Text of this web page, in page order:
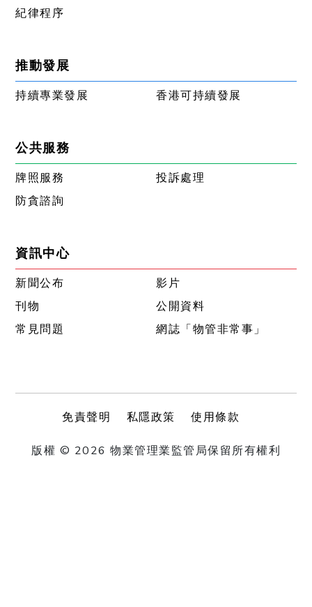
紀律程序
推動發展
持續專業發展 香港可持續發展
公共服務
牌照服務
投訴處理
防貪諮詢
資訊中心
新聞公布
影片
刊物
公開資料
常見問題
網誌「物管非常事」
免責聲明 私隱政策 使用條款
版權 © 2026 物業管理業監管局保留所有權利